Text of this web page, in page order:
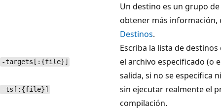
Un destino es un grupo
obtener más información,
Destinos.
-targets[:{file}]
-ts[:{file}]
Escriba la lista de
el archivo especificado (o
salida, si no se especifica
sin ejecutar realmente el
compilación.